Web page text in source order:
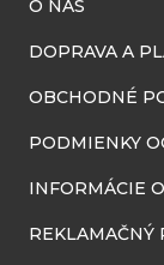
O NÁS
DOPRAVA A
OBCHODNÉ
PODMIENKY
INFORMÁCIE
REKLAMAČNÝ